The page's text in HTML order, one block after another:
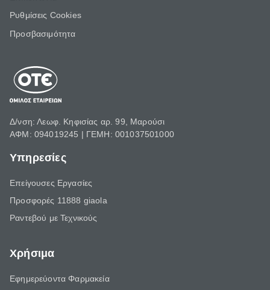
Ρυθμίσεις Cookies
Προσβασιμότητα
Δ/νση: Λεωφ. Κηφισίας αρ. 99, Μαρούσι
ΑΦΜ: 094019245 | ΓΕΜΗ: 001037501000
Υπηρεσίες
Επείγουσες Εργασίες
Προσφορές 11888 giaola
Ραντεβού με Τεχνικούς
Χρήσιμα
Εφημερεύοντα Φαρμακεία